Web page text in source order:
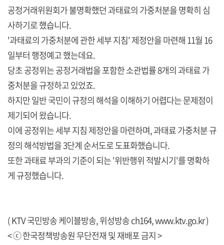
공정거래위원회가 불명확했던 과태료의 가중처분을 명확히 심
사하기로 했습니다.
'과태료의 가중처분에 관한 세부 지침' 제정안을 마련해 11월 16
일부터 행정예고 했는데요.
당초 공정위는 공정거래법을 포함한 소관법률 8개의 과태료 가
중처분을 규정하고 있었죠.
하지만 일반 국민이 규정의 해석을 이해하기 어렵다는 문제점이
제기되어 왔습니다.
이에 공정위는 세부 지침 제정안을 마련하며, 과태료 가중처분 규
정의 해석방법을 3단계 순서도로 도표화했습니다.
또한 과태료 부과의 기준이 되는 '위반행위 적발시기'를 명확하
게 규정했습니다.
( KTV 국민방송 케이블방송, 위성방송 ch164,www.ktv.go.kr)
< ⓒ 한국정책방송원 무단전재 및 재배포 금지 >